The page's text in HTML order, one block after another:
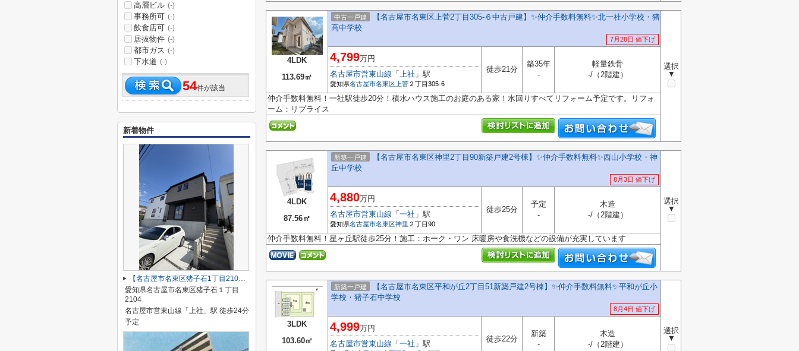
4LDK
113.69㎡
中古一戸建
【名古屋市名東区上菅2丁目305-６中古戸建】✨️仲介手数料無料✨️北一社小学校・猪
高中学校
7月28日 値下げ
選択
▼
4,799万円
名古屋市営東山線 「 上社 」駅
愛知県名古屋市名東区 上菅 ２丁目305-6
徒歩21分
築35年
-
軽量鉄骨
-/（2階建）
仲介手数料無料！一社駅徒歩20分！積水ハウス施工のお庭のある家！水回りすべてリフォーム予定です。リフォ
ーム：リプライス
4LDK
87.56㎡
新築一戸建
【名古屋市名東区神里2丁目90新築戸建2号棟】✨️仲介手数料無料✨️西山小学校・神
丘中学校
8月3日 値下げ
選択
▼
4,880万円
名古屋市営東山線 「 一社 」駅
愛知県名古屋市名東区神里 ２丁目90
徒歩25分
予定
-
木造
-/（2階建）
仲介手数料無料！星ヶ丘駅徒歩25分！施工：ホーク・ワン 床暖房や食洗機などの設備が充実しています
3LDK
103.60㎡
新築一戸建
【名古屋市名東区平和が丘2丁目51新築戸建2号棟】✨️仲介手数料無料✨️平和が丘小
学校・猪子石中学校
8月4日 値下げ
選択
▼
4,999万円
名古屋市営東山線 「 一社 」駅
徒歩22分
新築
-
木造
-/（2階建）
高層ビル (-)
事務所可 (-)
飲食店可 (-)
居抜物件 (-)
都市ガス (-)
下水道 (-)
54件が該当
新着物件
【名古屋市名東区猪子石1丁目2104新築戸建2号棟】✨️仲介手数料無料✨️猪子石小学校・猪高中学校
愛知県名古屋市名東区猪子石１丁目
2104
名古屋市営東山線「上社」駅 徒歩24分
予定